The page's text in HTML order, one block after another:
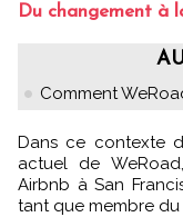
Du changement à
Comment
Dans ce contexte d'expansion, Andrea D’Amico, le PDG
actuel de
Airbnb à San
tant que membre